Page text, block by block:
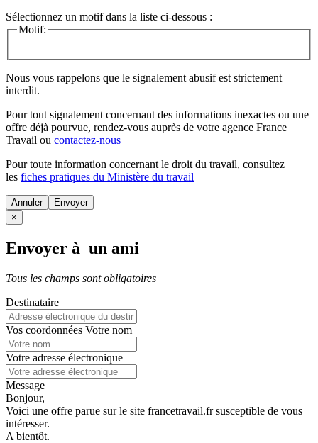
Sélectionnez un motif dans la liste ci-dessous :
Motif:
Nous vous rappelons que le signalement abusif est strictement
interdit.
Pour tout signalement concernant des informations inexactes ou une
offre déjà pourvue, rendez-vous auprès de votre agence France
Travail ou contactez-nous
Pour toute information concernant le droit du travail, consultez
les fiches pratiques du Ministère du travail
Annuler
×
Envoyer à un ami
Tous les champs sont obligatoires
Destinataire
Vos coordonnées Votre nom
Votre adresse électronique
Message
Bonjour,
Voici une offre parue sur le site francetravail.fr susceptible de vous
intéresser.
A bientôt.